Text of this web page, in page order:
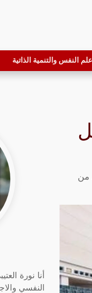
علم النفس والتنمية الذاتية
من
أنا نورة
النفسي